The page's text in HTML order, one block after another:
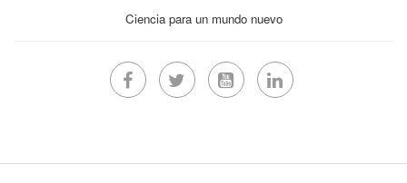
Ciencia para un mundo nuevo